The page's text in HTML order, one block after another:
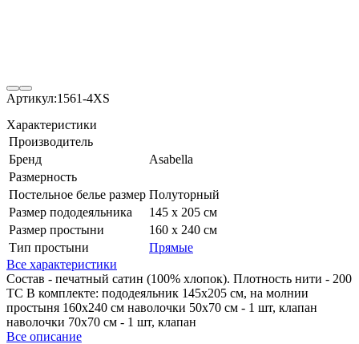
Артикул:1561-4XS
Характеристики
Производитель
Бренд
Asabella
Размерность
Постельное белье размер Полуторный
Размер пододеяльника
145 х 205 см
Размер простыни
160 х 240 см
Тип простыни
Прямые
Все характеристики
Состав - печатный сатин (100% хлопок). Плотность нити - 200
ТС В комплекте: пододеяльник 145х205 см, на молнии
простыня 160x240 см наволочки 50х70 см - 1 шт, клапан
наволочки 70х70 см - 1 шт, клапан
Все описание